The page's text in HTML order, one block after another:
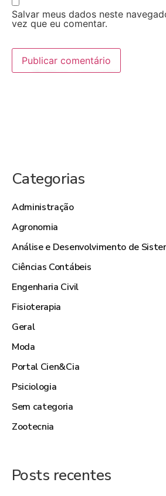
Salvar meus dados neste
vez que eu comentar.
Categorias
Administração
Agronomia
Análise e Desenvolvimento de
Ciências Contábeis
Engenharia Civil
Fisioterapia
Geral
Moda
Portal Cien&Cia
Psiciologia
Sem categoria
Zootecnia
Posts recentes